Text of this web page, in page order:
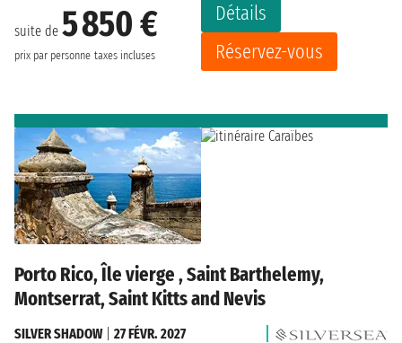
suite de 5 850 €
prix par personne taxes incluses
Détails
Réservez-vous
Porto Rico, Île vierge , Saint Barthelemy,
Montserrat, Saint Kitts and Nevis
SILVER SHADOW| 27 FÉVR. 2027